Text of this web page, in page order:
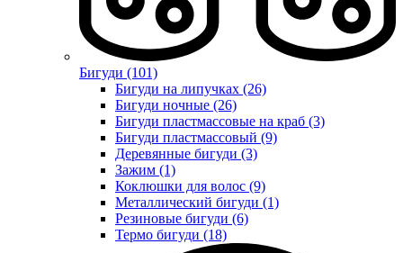
Бигуди (101)
Бигуди на липучках (26)
Бигуди ночные (26)
Бигуди пластмассовые на краб (3)
Бигуди пластмассовый (9)
Деревянные бигуди (3)
Зажим (1)
Коклюшки для волос (9)
Металлический бигуди (1)
Резиновые бигуди (6)
Термо бигуди (18)